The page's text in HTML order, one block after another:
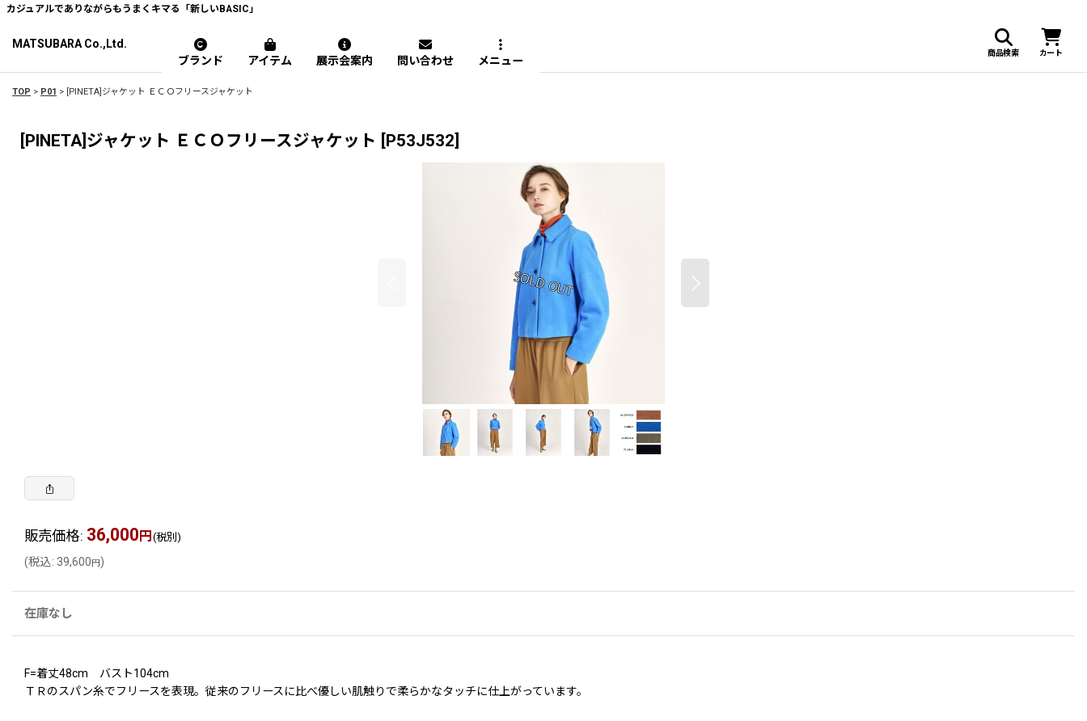
カジュアルでありながらもうまくキマる「新しいBASIC」
MATSUBARA Co.,Ltd.
商品検索 カート
ブランド アイテム 展示会案内 問い合わせ メニュー
TOP > P01 > [PINETA]ジャケット ＥＣＯフリースジャケット
[PINETA]ジャケット ＥＣＯフリースジャケット [P53J532]
販売価格: 36,000 円 (税別)
(税込: 39,600円)
在庫なし
F=着丈48cm バスト104cm
ＴＲのスパン糸でフリースを表現。従来のフリースに比べ優しい肌触りで柔らかなタッチに仕上がっています。